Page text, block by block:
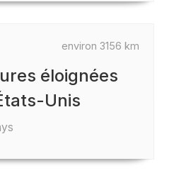
environ 3156 km
éloignées
Unis